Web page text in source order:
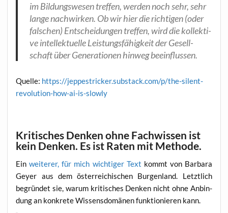
im Bil­dungs­we­sen tref­fen, wer­den noch sehr, sehr
lan­ge nach­wir­ken. Ob wir hier die rich­ti­gen (oder
fal­schen) Ent­schei­dun­gen tref­fen, wird die kol­lek­ti­
ve intel­lek­tu­el­le Leis­tungs­fä­hig­keit der Gesell­
schaft über Gene­ra­tio­nen hin­weg beeinflussen.
Quel­le: https://jeppestricker.substack.com/p/the-silent-
revolution-how-ai-is-slowly
Kritisches Denken ohne Fachwissen ist
kein Denken. Es ist Raten mit Methode.
Einwei­te­rer, für mich wich­ti­ger Text kommt von Bar­ba­ra
Gey­er aus dem öster­rei­chi­schen Bur­gen­land. Letzt­lich
begrün­det sie, war­um kri­ti­sches Den­ken nicht ohne Anbin­
dung an kon­kre­te Wis­sens­do­mä­nen funk­tio­nie­ren kann.